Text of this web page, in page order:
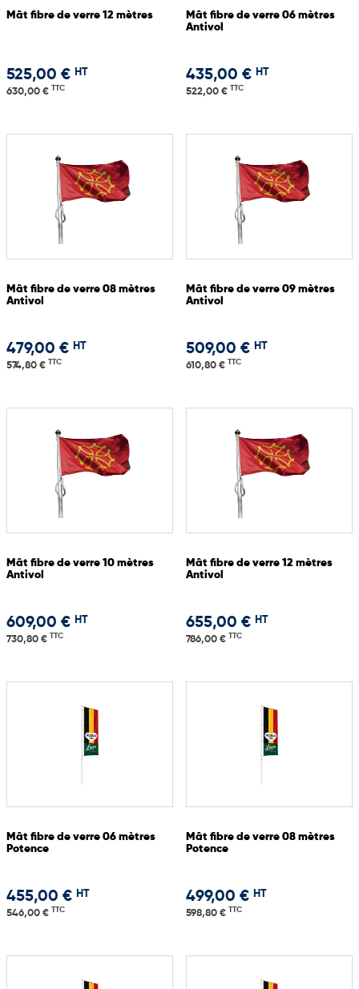
Mât fibre de verre 12 mètres
525,00 € HT
630,00 € TTC
Mât fibre de verre 06 mètres
Antivol
435,00 € HT
522,00 € TTC
Mât fibre de verre 08 mètres
Antivol
479,00 € HT
574,80 € TTC
Mât fibre de verre 09 mètres
Antivol
509,00 € HT
610,80 € TTC
Mât fibre de verre 10 mètres
Antivol
609,00 € HT
730,80 € TTC
Mât fibre de verre 12 mètres
Antivol
655,00 € HT
786,00 € TTC
Mât fibre de verre 06 mètres
Potence
455,00 € HT
546,00 € TTC
Mât fibre de verre 08 mètres
Potence
499,00 € HT
598,80 € TTC